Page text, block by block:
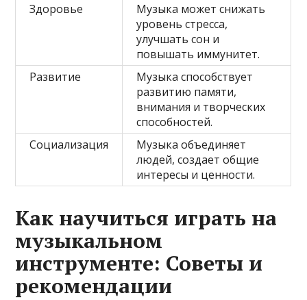
Здоровье
Музыка может снижать
уровень стресса,
улучшать сон и
повышать иммунитет.
Развитие
Музыка способствует
развитию памяти,
внимания и творческих
способностей.
Социализация
Музыка объединяет
людей, создает общие
интересы и ценности.
Как научиться играть на
музыкальном
инструменте: Советы и
рекомендации